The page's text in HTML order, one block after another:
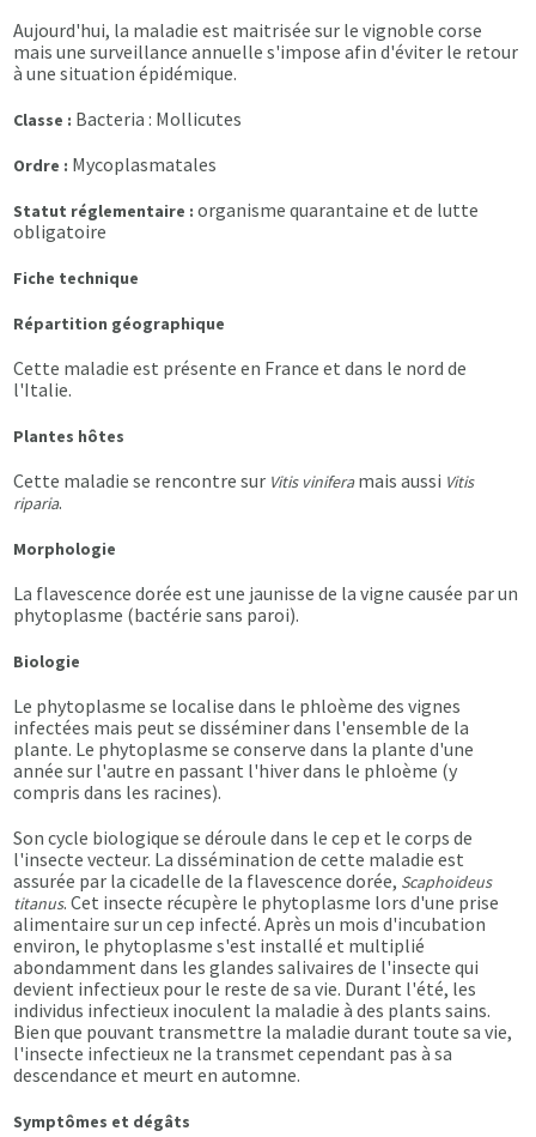
Aujourd'hui, la maladie est maitrisée sur le vignoble corse
mais une surveillance annuelle s'impose afin d'éviter le retour
à une situation épidémique.
Classe : Bacteria : Mollicutes
Ordre : Mycoplasmatales
Statut réglementaire : organisme quarantaine et de lutte
obligatoire
Fiche technique
Répartition géographique
Cette maladie est présente en France et dans le nord de
l'Italie.
Plantes hôtes
Cette maladie se rencontre sur Vitis viniferamais aussi Vitis
riparia.
Morphologie
La flavescence dorée est une jaunisse de la vigne causée par un
phytoplasme (bactérie sans paroi).
Biologie
Le phytoplasme se localise dans le phloème des vignes
infectées mais peut se disséminer dans l'ensemble de la
plante. Le phytoplasme se conserve dans la plante d'une
année sur l'autre en passant l'hiver dans le phloème (y
compris dans les racines).
Son cycle biologique se déroule dans le cep et le corps de
l'insecte vecteur. La dissémination de cette maladie est
assurée par la cicadelle de la flavescence dorée, Scaphoideus
titanus. Cet insecte récupère le phytoplasme lors d'une prise
alimentaire sur un cep infecté. Après un mois d'incubation
environ, le phytoplasme s'est installé et multiplié
abondamment dans les glandes salivaires de l'insecte qui
devient infectieux pour le reste de sa vie. Durant l'été, les
individus infectieux inoculent la maladie à des plants sains.
Bien que pouvant transmettre la maladie durant toute sa vie,
l'insecte infectieux ne la transmet cependant pas à sa
descendance et meurt en automne.
Symptômes et dégâts